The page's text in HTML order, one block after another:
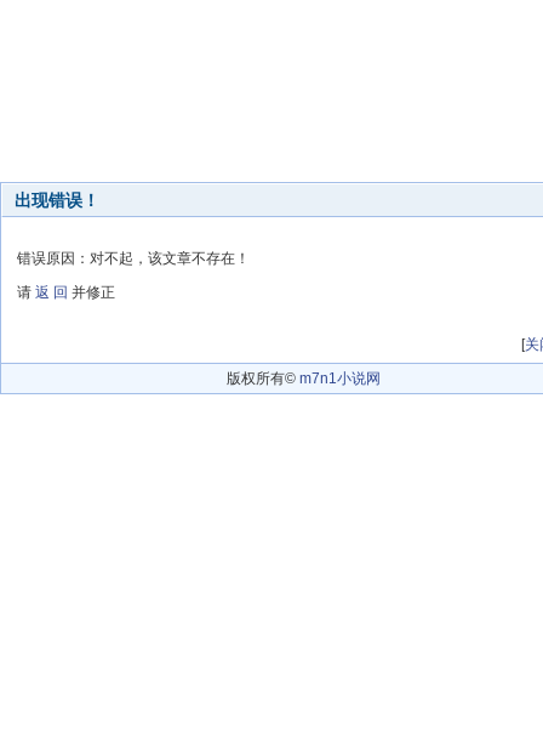
出现错误！
错误原因：对不起，该文章不存在！
请 返 回 并修正
[关
版权所有© m7n1小说网